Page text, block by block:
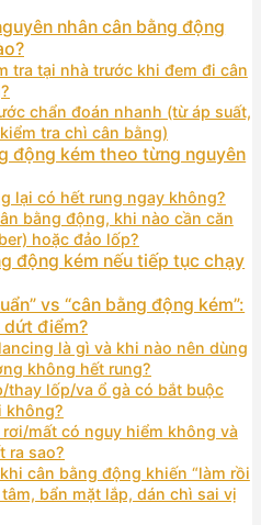
nhân cân bằng động
tra tại nhà trước khi đem đi cân
chẩn đoán nhanh (từ áp suất,
tra chì cân bằng)
động kém theo từng nguyên
lại có hết rung ngay không?
bằng động, khi nào cần căn
hoặc đảo lốp?
động kém nếu tiếp tục chạy
vs “cân bằng động kém”:
dứt điểm?
là gì và khi nào nên dùng
không hết rung?
thay lốp/va ổ gà có bắt buộc
không?
mất có nguy hiểm không và
ra sao?
cân bằng động khiến “làm rồi
bẩn mặt lắp, dán chì sai vị